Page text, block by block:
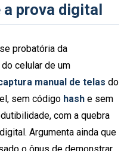
prova digital
probatória da
celular de um
manual de telas do
sem código hash e sem
com a quebra
Argumenta ainda que